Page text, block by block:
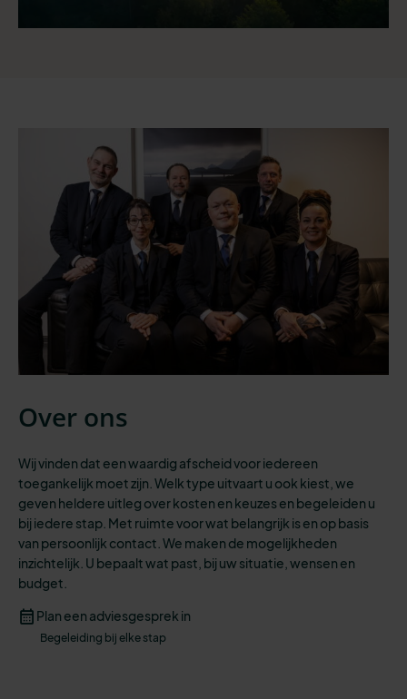
Over ons
Wij vinden dat een waardig afscheid voor iedereen
toegankelijk moet zijn. Welk type uitvaart u ook kiest, we
geven heldere uitleg over kosten en keuzes en begeleiden u
bij iedere stap. Met ruimte voorwat belangrijk isen op basis
van persoonlijk contact. We maken de mogelijkheden
inzichtelijk U bepaalt wat past, bij uw situatie , wensen en
budget.
Plan een adviesgesprek in
Begeleiding bij elke stap